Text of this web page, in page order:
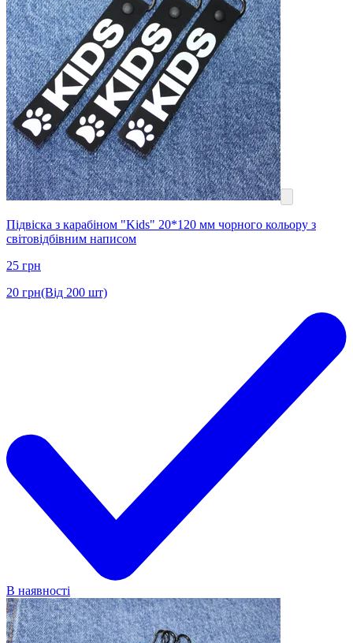
Підвіска з карабіном "Kids" 20*120 мм чорного кольору з
світовідбівним написом
25 грн
20 грн(Від 200 шт)
В наявності